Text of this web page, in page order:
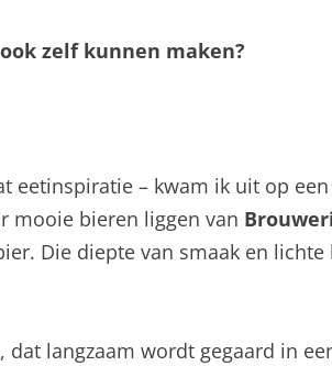
zelf kunnen maken?
eetinspiratie – kwam ik uit op een
mooie bieren liggen van
Die diepte van smaak en
, dat langzaam wordt gegaard in